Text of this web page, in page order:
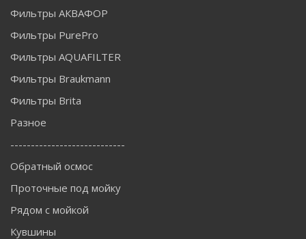
Фильтры АКВАФОР
Фильтры PurePro
Фильтры AQUAFILTER
Фильтры Braukmann
Фильтры Brita
Разное
----------------------------
Обратный осмос
Проточные под мойку
Рядом с мойкой
Кувшины